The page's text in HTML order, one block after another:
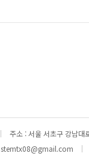
|
주소 : 서울 서초구 강남
stemtx08@gmail.com |